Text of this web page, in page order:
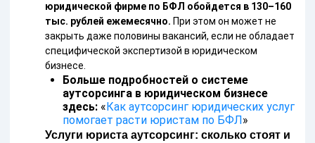
юридической фирме по БФЛ обойдется в 130–160
тыс. рублей ежемесячно. При этом он может не
закрыть даже половины вакансий, если не обладает
специфической экспертизой в юридическом
бизнесе.
Больше подробностей о системе
аутсорсинга в юридическом бизнесе
здесь: «Как аутсорсинг юридических услуг
помогает расти юристам по БФЛ»
Услуги юриста аутсорсинг: сколько стоят и